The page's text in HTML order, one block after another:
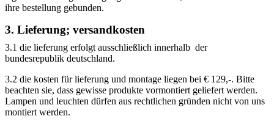
ihre bestellung gebunden.
3. Lieferung; versandkosten
3.1 die lieferung erfolgt ausschließlich innerhalb der
bundesrepublik deutschland.
3.2 die kosten für lieferung und montage liegen bei € 129,-. Bitte
beachten sie, dass gewisse produkte vormontiert geliefert werden.
Lampen und leuchten dürfen aus rechtlichen gründen nicht von uns
montiert werden.